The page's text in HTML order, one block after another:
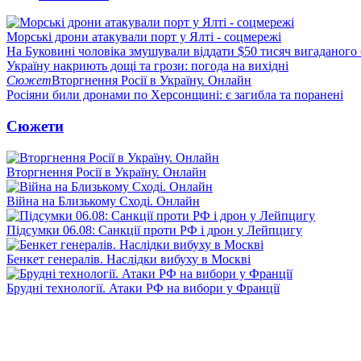
Морські дрони атакували порт у Ялті - соцмережі
На Буковині чоловіка змушували віддати $50 тисяч вигаданого
Україну накриють дощі та грози: погода на вихідні
СюжетВторгнення Росії в Україну. Онлайн
Росіяни били дронами по Херсонщині: є загибла та поранені
Сюжети
Вторгнення Росії в Україну. Онлайн
Війна на Близькому Сході. Онлайн
Підсумки 06.08: Санкції проти РФ і дрон у Лейпцигу
Бенкет генералів. Наслідки вибуху в Москві
Брудні технології. Атаки РФ на вибори у Франції